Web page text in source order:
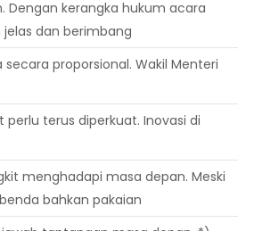
Dengan kerangka hukum acara
dan berimbang
proporsional. Wakil Menteri
terus diperkuat. Inovasi di
menghadapi masa depan. Meski
bahkan pakaian